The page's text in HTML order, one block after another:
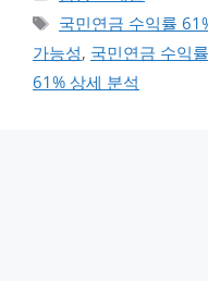
태그
국민연금 수익률
가능성, 국민연금 수익
61% 상세 분석